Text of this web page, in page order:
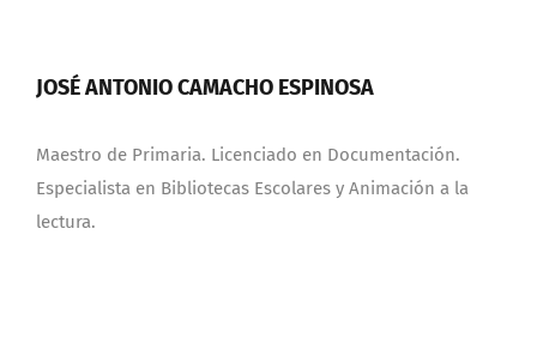
JOSÉ ANTONIO CAMACHO ESPINOSA
Maestro de Primaria. Licenciado en Documentación.
Especialista en Bibliotecas Escolares y Animación a la
lectura.